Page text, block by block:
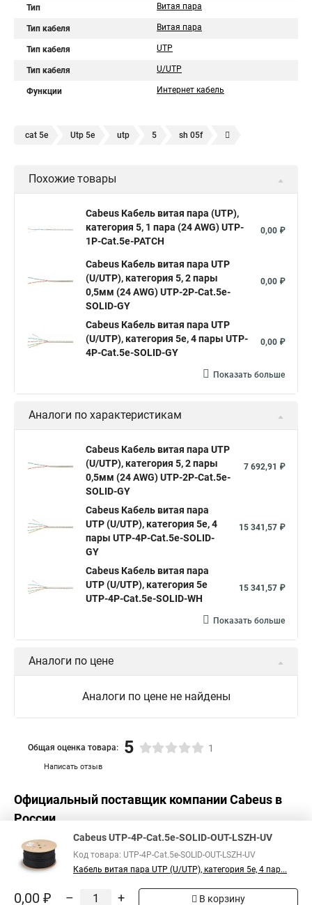
Тип Витая пара
Тип кабеля Витая пара
Тип кабеля UTP
Тип кабеля U/UTP
Функции Интернет кабель
cat 5e Utp 5e utp 5 sh 05f
Похожие товары
Cabeus Кабель витая пара (UTP),
категория 5, 1 пара (24 AWG) UTP-
1P-Cat.5e-PATCH
0,00 ₽
Cabeus Кабель витая пара UTP
(U/UTP), категория 5, 2 пары
0,5мм (24 AWG) UTP-2P-Cat.5e-
SOLID-GY
0,00 ₽
Cabeus Кабель витая пара UTP
(U/UTP), категория 5e, 4 пары UTP-
4P-Cat.5e-SOLID-GY
0,00 ₽
Показать больше
Аналоги по характеристикам
Cabeus Кабель витая пара UTP
(U/UTP), категория 5, 2 пары
0,5мм (24 AWG) UTP-2P-Cat.5e-
SOLID-GY
7 692,91 ₽
Cabeus Кабель витая пара
UTP (U/UTP), категория 5e, 4
пары UTP-4P-Cat.5e-SOLID-
GY
15 341,57 ₽
Cabeus Кабель витая пара
UTP (U/UTP), категория 5e
UTP-4P-Cat.5e-SOLID-WH
15 341,57 ₽
Показать больше
Аналоги по цене
Аналоги по цене не найдены
Написать отзыв
Общая оценка товара: 5 1
Официальный поставщик компанииCabeus в
России
Cabeus UTP-4P-Cat.5e-SOLID-OUT-LSZH-UV
Код товара: UTP-4P-Cat.5e-SOLID-OUT-LSZH-UV
Кабель витая пара UTP (U/UTP), категория 5e, 4 пар...
0,00 ₽ – + В корзину